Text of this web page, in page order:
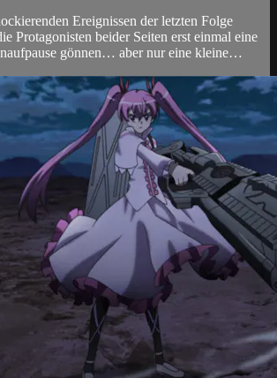
Ereignissen der letzten Folge
Protagonisten beider Seiten erst einmal eine
gönnen… aber nur eine kleine…